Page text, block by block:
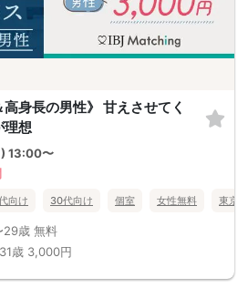
身長の男性》 甘えさせてく
理想
13:00〜
向け 30代向け 個室 女性無料 東京都
29歳 無料
歳 3,000円